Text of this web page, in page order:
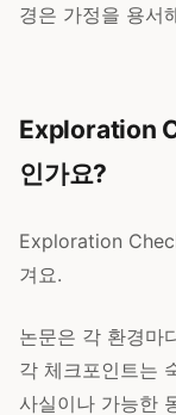
경은 가정을 용서
Exploration
인가요?
Exploration
겨요.
논문은 각 환경마
각 체크포인트는
사실이나 가능한